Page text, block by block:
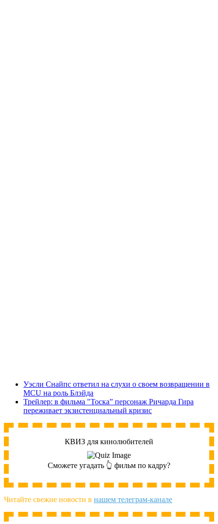
Уэсли Снайпс ответил на слухи о своем возвращении в
MCU на роль Блэйда
Трейлер: в фильма "Тоска” персонаж Ричарда Гира
переживает экзистенциальный кризис
КВИЗ для кинолюбителей
Сможете угадать 👆 фильм по кадру?
Читайте свежие новости в нашем телеграм-канале